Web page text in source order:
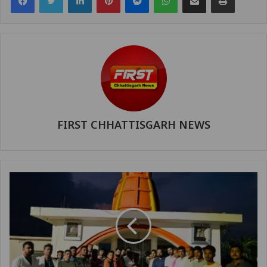
FIRST CHHATTISGARH NEWS